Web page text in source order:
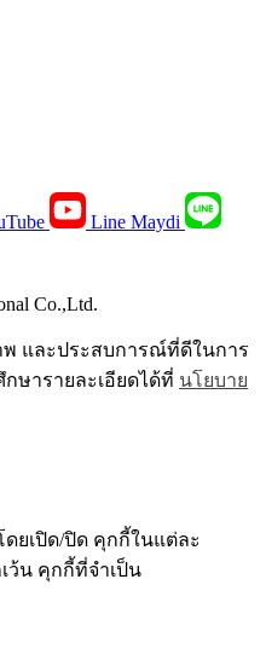
Line Maydi
Co.,Ltd.
และประสบการณ์ที่ดีในการ
ษารายละเอียดได้ที่ นโยบาย
ยเปิด/ปิด คุกกี้ในแต่ละ
ว้น คุกกี้ที่จำเป็น